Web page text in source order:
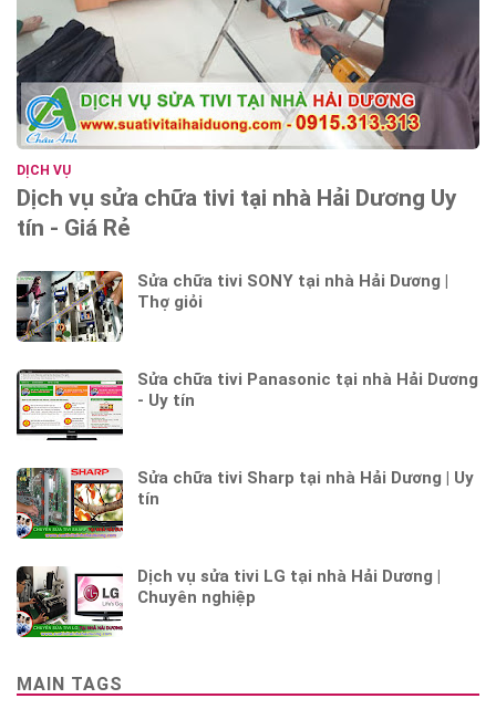
DỊCH VỤ
Dịch vụ sửa chữa tivi tại nhà Hải Dương Uy
tín - Giá Rẻ
Sửa chữa tivi SONY tại nhà Hải Dương |
Thợ giỏi
Sửa chữa tivi Panasonic tại nhà Hải Dương
- Uy tín
Sửa chữa tivi Sharp tại nhà Hải Dương | Uy
tín
Dịch vụ sửa tivi LG tại nhà Hải Dương |
Chuyên nghiệp
MAIN TAGS